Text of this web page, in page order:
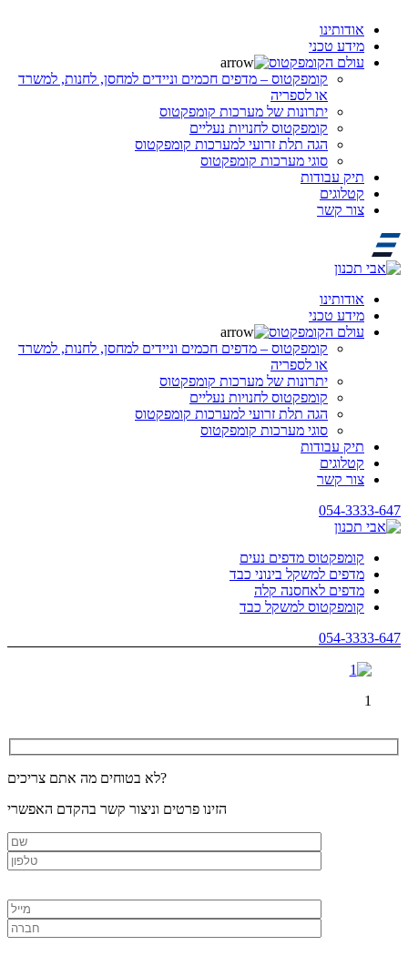
אודותינו
מידע טכני
עולם הקומפקטוס
קומפקטוס – מדפים חכמים וניידים למחסן, לחנות, למשרד
או לספריה
יתרונות של מערכות קומפקטוס
קומפקטוס לחנויות נעליים
הגה תלת זרועי למערכות קומפקטוס
סוגי מערכות קומפקטוס
תיק עבודות
קטלוגים
צור קשר
אודותינו
מידע טכני
עולם הקומפקטוס
קומפקטוס – מדפים חכמים וניידים למחסן, לחנות, למשרד
או לספריה
יתרונות של מערכות קומפקטוס
קומפקטוס לחנויות נעליים
הגה תלת זרועי למערכות קומפקטוס
סוגי מערכות קומפקטוס
תיק עבודות
קטלוגים
צור קשר
054-3333-647
קומפקטוס מדפים נעים
מדפים למשקל בינוני כבד
מדפים לאחסנה קלה
קומפקטוס למשקל כבד
054-3333-647
1
לא בטוחים מה אתם צריכים?
הזינו פרטים וניצור קשר בהקדם האפשרי